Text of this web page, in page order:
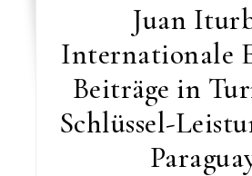
Juan
Internationale
Beiträge in
Schlüssel-